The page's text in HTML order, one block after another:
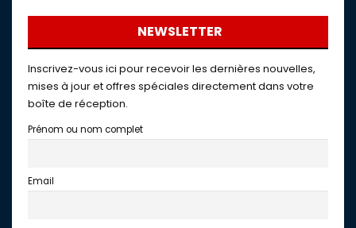
NEWSLETTER
Inscrivez-vous ici pour recevoir les dernières nouvelles,
mises à jour et offres spéciales directement dans votre
boîte de réception.
Prénom ou nom complet
Email